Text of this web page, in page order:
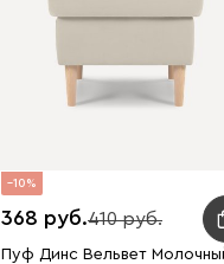
10
368 410
Пуф Динс Вельвет